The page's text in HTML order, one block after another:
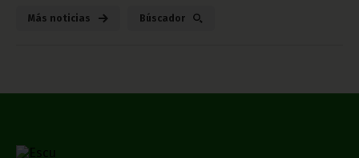
Más noticias Búscador